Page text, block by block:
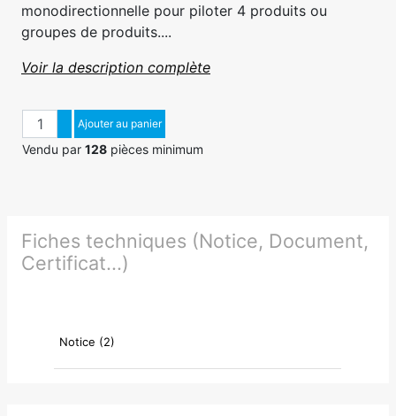
monodirectionnelle pour piloter 4 produits ou
groupes de produits....
Voir la description complète
QuantitéAugmenter quantité
Diminuer quantité
Ajouter au panier
Vendu par 128 pièces minimum
Fiches techniques (Notice, Document,
Certificat...)
Notice (2)